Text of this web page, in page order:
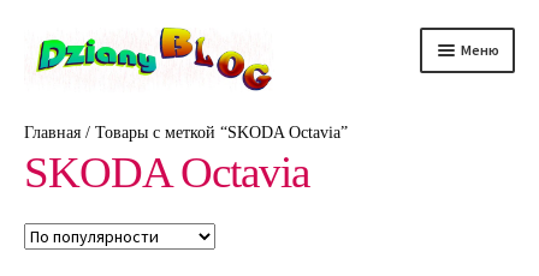
Перейти
Перейти
Меню
DRelax
DTechno
Главная/ Товары с меткой “SKODA Octavia”
SKODA Octavia